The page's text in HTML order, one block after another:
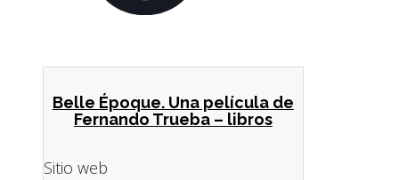
Belle Époque. Una película de
Fernando Trueba – libros
Sitio web